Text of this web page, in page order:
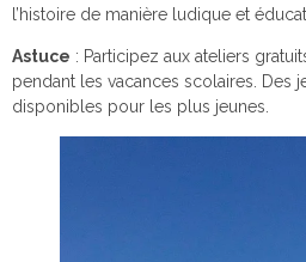
l’histoire de manière ludique et
Astuce : Participez aux ateliers
pendant les vacances scolaires. Des
disponibles pour les plus jeunes.